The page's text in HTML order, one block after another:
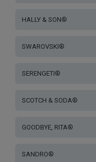
HALLY & SON®
SWAROVSKI®
SERENGETI®
SCOTCH & SODA®
GOODBYE, RITA®
SANDRO®